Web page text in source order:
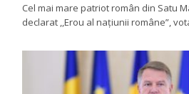
Cel mai mare patriot român din Satu
declarat ,,Erou al națiunii române”,